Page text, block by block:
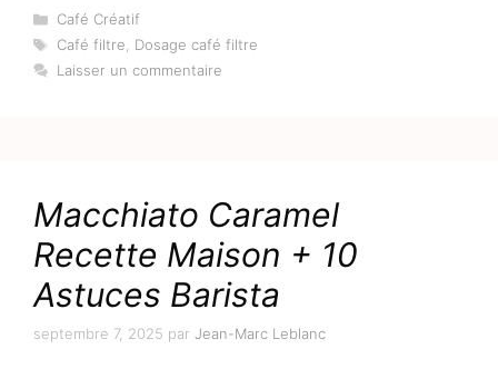
Catégories
Café Créatif
Étiquettes
Café filtre
Dosage café filtre
Laisser un commentaire
Macchiato Caramel
Recette Maison + 10
Astuces Barista
septembre 7, 2025 par Jean-Marc Leblanc